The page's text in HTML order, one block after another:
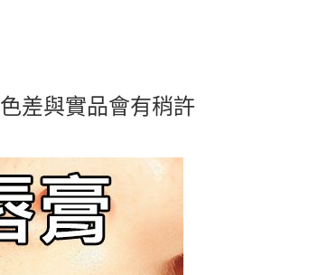
差與實品會有稍許